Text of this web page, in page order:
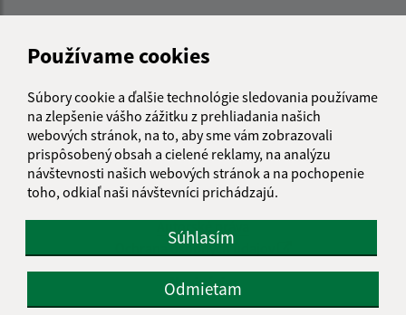
Používame cookies
Súbory cookie a ďalšie technológie sledovania používame
na zlepšenie vášho zážitku z prehliadania našich
webových stránok, na to, aby sme vám zobrazovali
prispôsobený obsah a cielené reklamy, na analýzu
návštevnosti našich webových stránok a na pochopenie
toho, odkiaľ naši návštevníci prichádzajú.
Súhlasím
Odmietam
Informácie o stránke:
Vyhlásenie o prístupnosti
Autorské práva
Ochrana osobných údajov
Navigácia: